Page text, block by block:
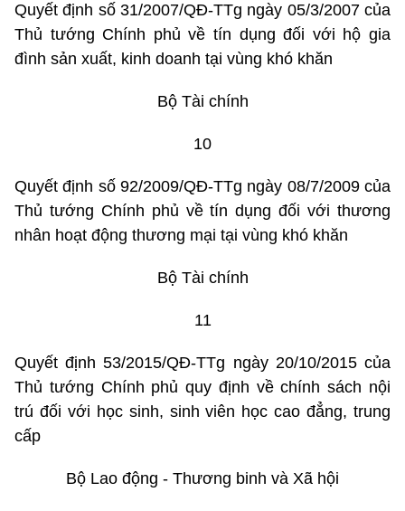
Quyết định số 31/2007/QĐ-TTg ngày 05/3/2007 của
Thủ tướng Chính phủ về tín dụng đối với hộ gia
đình sản xuất, kinh doanh tại vùng khó khăn
Bộ Tài chính
10
Quyết định số 92/2009/QĐ-TTg ngày 08/7/2009 của
Thủ tướng Chính phủ về tín dụng đối với thương
nhân hoạt động thương mại tại vùng khó khăn
Bộ Tài chính
11
Quyết định 53/2015/QĐ-TTg ngày 20/10/2015 của
Thủ tướng Chính phủ quy định về chính sách nội
trú đối với học sinh, sinh viên học cao đẳng, trung
cấp
Bộ Lao động - Thương binh và Xã hội